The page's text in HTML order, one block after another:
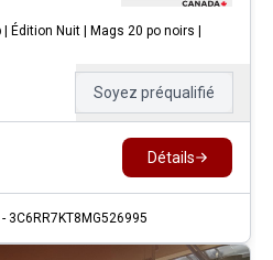
| Édition Nuit | Mags 20 po noirs |
Soyez préqualifié
Détails
- 3C6RR7KT8MG526995